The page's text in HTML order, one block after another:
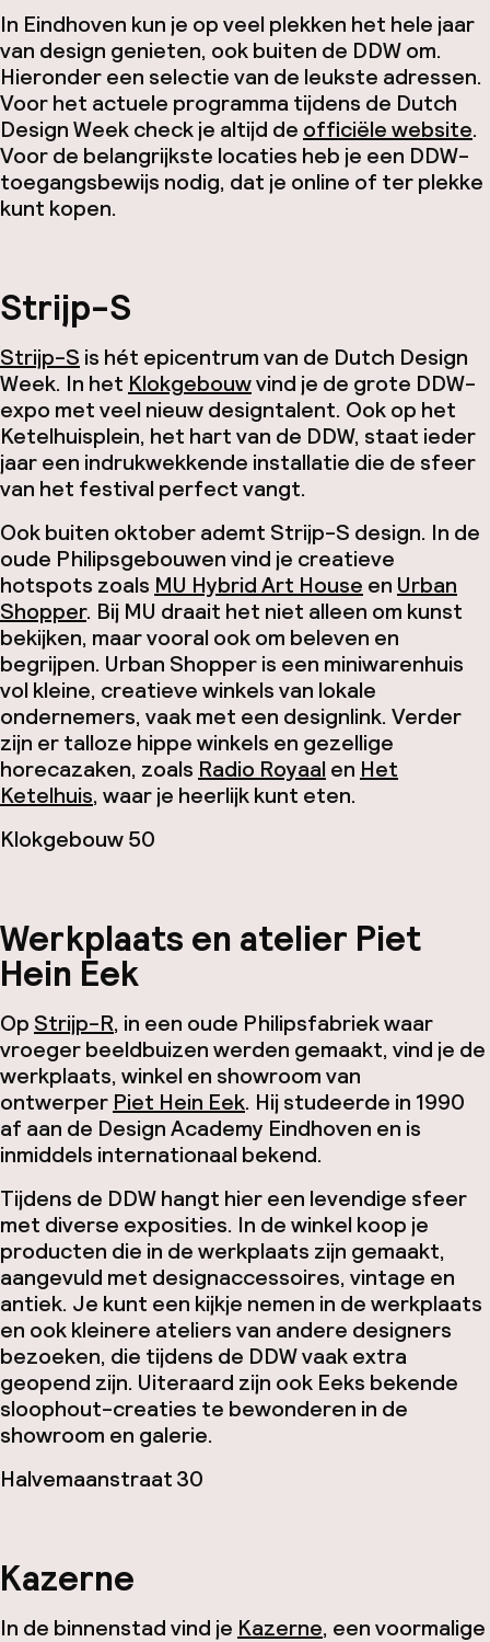
In Eindhoven kun je op veel plekken het hele jaar
van design genieten, ook buiten de DDW om.
Hieronder een selectie van de leukste adressen.
Voor het actuele programma tijdens de Dutch
Design Week check je altijd de officiële website.
Voor de belangrijkste locaties heb je een DDW-
toegangsbewijs nodig, dat je online of ter plekke
kunt kopen.
Strijp-S
Strijp-S is hét epicentrum van de Dutch Design
Week. In het Klokgebouwvind je de grote DDW-
expo met veel nieuw designtalent. Ook op het
Ketelhuisplein, het hart van de DDW, staat ieder
jaar een indrukwekkende installatie die de sfeer
van het festival perfect vangt.
Ook buiten oktober ademt Strijp-S design. In de
oude Philipsgebouwen vind je creatieve
hotspots zoals MU Hybrid Art House en Urban
Shopper. Bij MU draait het niet alleen om kunst
bekijken, maar vooral ook om beleven en
begrijpen. Urban Shopper is een miniwarenhuis
vol kleine, creatieve winkels van lokale
ondernemers, vaak met een designlink. Verder
zijn er talloze hippe winkels en gezellige
horecazaken, zoals Radio Royaal en Het
Ketelhuis, waar je heerlijk kunt eten.
Klokgebouw 50
Werkplaats en atelier Piet
Hein Eek
Op Strijp-R, in een oude Philipsfabriek waar
vroeger beeldbuizen werden gemaakt, vind je de
werkplaats, winkel en showroom van
ontwerper Piet Hein Eek. Hij studeerde in 1990
af aan de Design Academy Eindhoven en is
inmiddels internationaal bekend.
Tijdens de DDW hangt hier een levendige sfeer
met diverse exposities. In de winkel koop je
producten die in de werkplaats zijn gemaakt,
aangevuld met designaccessoires, vintage en
antiek. Je kunt een kijkje nemen in de werkplaats
en ook kleinere ateliers van andere designers
bezoeken, die tijdens de DDW vaak extra
geopend zijn. Uiteraard zijn ook Eeks bekende
sloophout-creaties te bewonderen in de
showroom en galerie.
Halvemaanstraat 30
Kazerne
In de binnenstad vind je Kazerne, een voormalige